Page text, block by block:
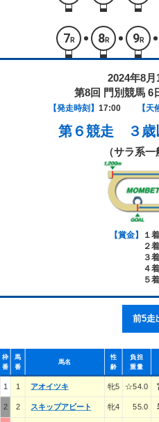
7 R 8R 9R
2024年8月
第8回 門別競馬 6
【発走時刻】 17:00 【天
第６競走 ３
（サラ系
【賞金】
１
２
３
４
５
前5走
枠
番
馬
番
馬名
性
齢
負担
重量
1 1 アオイツキ 牝5 ☆54.0
2 2 スキップアビート 牝4 55.0